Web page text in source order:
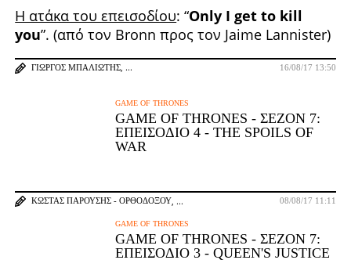
Η ατάκα του επεισοδίου: “Only I get to kill
you”. (από τον Bronn προς τον Jaime Lannister)
ΓΙΏΡΓΟΣ ΜΠΑΛΙΏΤΗΣ 16/08/17 13:50
GAME OF THRONES
GAME OF THRONES - ΣΕΖΌΝ 7:
ΕΠΕΙΣΌΔΙΟ 4 - THE SPOILS OF
WAR
ΚΏΣΤΑΣ ΠΑΡΟΎΣΗΣ - ΟΡΘΟΔΌΞΟΥ 08/08/17 11:11
GAME OF THRONES
GAME OF THRONES - ΣΕΖΌΝ 7:
ΕΠΕΙΣΌΔΙΟ 3 - QUEEN'S JUSTICE